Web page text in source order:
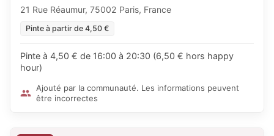
21 Rue Réaumur, 75002 Paris, France
Pinte à partir de 4,50 €
Pinte à 4,50 € de 16:00 à 20:30 (6,50 € hors happy
hour)
Ajouté par la communauté. Les informations peuvent
être incorrectes